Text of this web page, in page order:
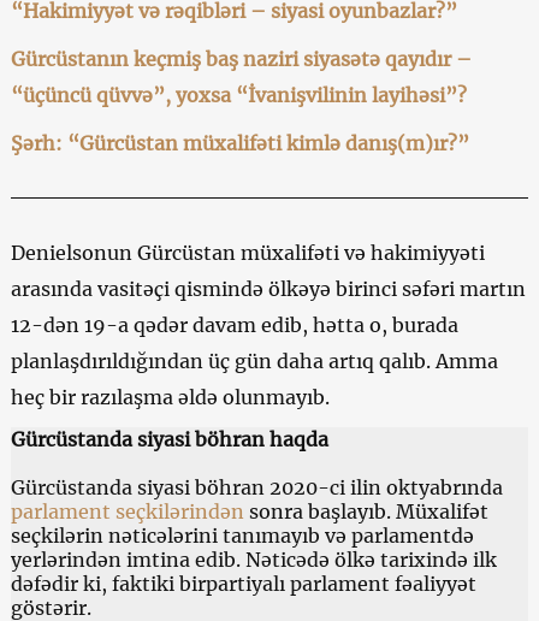
“Hakimiyyət və rəqibləri – siyasi oyunbazlar?”
Gürcüstanın keçmiş baş naziri siyasətə qayıdır –
“üçüncü qüvvə”, yoxsa “İvanişvilinin layihəsi”?
Şərh: “Gürcüstan müxalifəti kimlə danış(m)ır?”
Denielsonun Gürcüstan müxalifəti və hakimiyyəti
arasında vasitəçi qismində ölkəyə birinci səfəri martın
12-dən 19-a qədər davam edib, hətta o, burada
planlaşdırıldığından üç gün daha artıq qalıb. Amma
heç bir razılaşma əldə olunmayıb.
Gürcüstanda siyasi böhran haqda
Gürcüstanda siyasi böhran 2020-ci ilin oktyabrında
parlament seçkilərindən sonra başlayıb. Müxalifət
seçkilərin nəticələrini tanımayıb və parlamentdə
yerlərindən imtina edib. Nəticədə ölkə tarixində ilk
dəfədir ki, faktiki birpartiyalı parlament fəaliyyət
göstərir.